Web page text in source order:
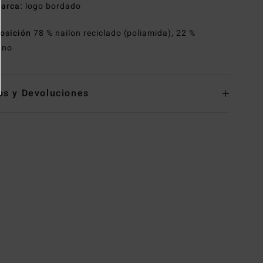
Marca: logo bordado
78 % nailon reciclado (poliamida), 22 %
y Devoluciones